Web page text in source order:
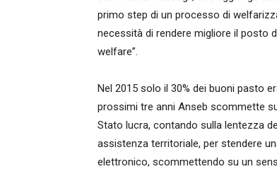
primo step di un processo di
necessità di rendere migliore il posto
welfare”.
Nel 2015 solo il 30% dei buoni pasto
prossimi tre anni Anseb scommette
Stato lucra, contando sulla lentezza
assistenza territoriale, per stendere
elettronico, scommettendo su un